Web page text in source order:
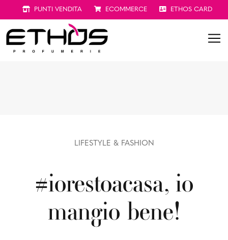
PUNTI VENDITA ECOMMERCE ETHOS CARD
LIFESTYLE & FASHION
#iorestoacasa, io
mangio bene!